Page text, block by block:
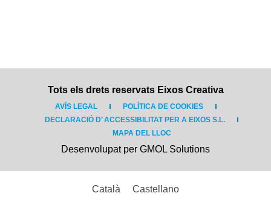
Tots els drets reservats Eixos Creativa
AVÍS LEGAL
POLÍTICA DE COOKIES
DECLARACIÓ D’ ACCESSIBILITAT PER A EIXOS S.L.
MAPA DEL LLOC
Desenvolupat per GMOL Solutions
Català Castellano